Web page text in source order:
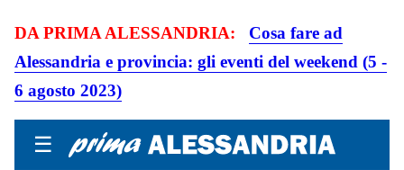
DA PRIMA ALESSANDRIA:
Cosa fare ad
Alessandria e provincia: gli eventi del weekend (5 -
6 agosto 2023)